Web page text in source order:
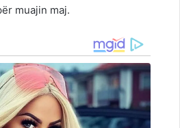
muajin maj.